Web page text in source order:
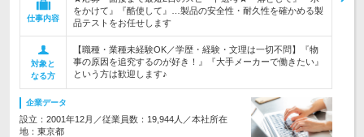
仕事内容
をかけて』『酷使して』…製品の安全性・耐久性を確かめる製
品テストをお任せします
対象と
なる方
【職種・業種未経験OK／学歴・経験・文理は一切不問】『物
事の原因を追究するのが好き！』『大手メーカーで働きたい』
という方は歓迎します♪
企業データ
設立：2001年12月／従業員数：19,944人／本社所在
地：東京都